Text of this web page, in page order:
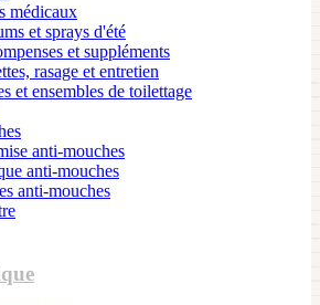
médicaux
et sprays d'été
et suppléments
rasage et entretien
et ensembles de toilettage
anti-mouches
anti-mouches
anti-mouches